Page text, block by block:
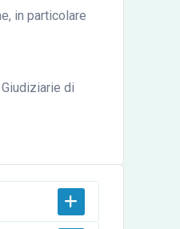
in particolare
di